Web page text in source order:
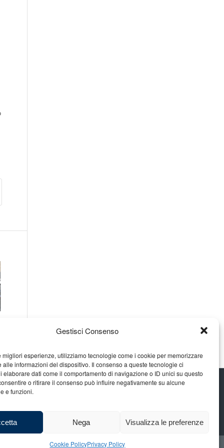
Gestisci Consenso
migliori esperienze, utilizziamo tecnologie come i cookie per memorizzare
alle informazioni del dispositivo. Il consenso a queste tecnologie ci
elaborare dati come il comportamento di navigazione o ID unici su questo
o ritirare il consenso può influire negativamente su alcune
e funzioni.
Nega Visualizza le preferenze
Cookie PolicyPrivacy Policy